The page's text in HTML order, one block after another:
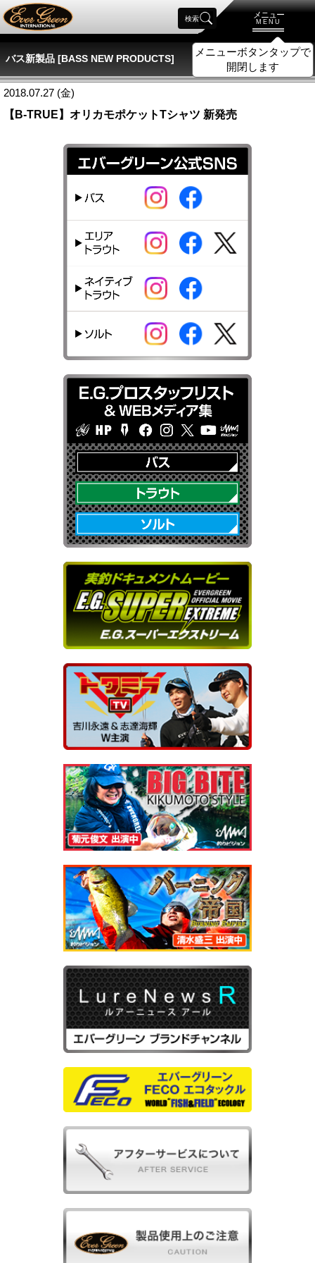
メニュー
MENU
メニューボタンタップで
開閉します
検索
バス新製品 [BASS NEW PRODUCTS]
2018.07.27 (金)
【B-TRUE】オリカモポケットTシャツ 新発売